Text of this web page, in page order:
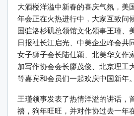
大酒楼洋溢中新春的喜庆气氛，美
年会正在火热进行中，大家互致问
国驻洛杉矶总领馆文化领事王瑾、
日报社长江启光、中美企业峰会共
女子狮子会长陆仕颖、北美华文作
加写作协会会长廖茂俊、北京理工
等嘉宾和会员们一起欢庆中国新年。
王瑾领事发表了热情洋溢的讲话，
禧，狗年旺旺，并对作协过去一年